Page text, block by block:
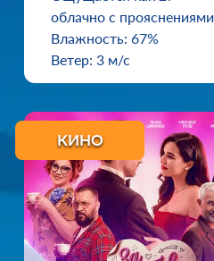
облачно с прояснениями
Влажность: 67%
Ветер: 3 м/с
КИНО